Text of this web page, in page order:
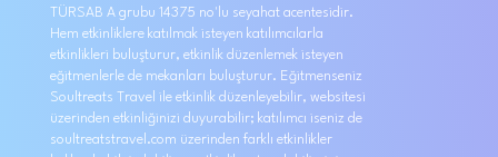
TÜRSAB A grubu 14375 no'lu seyahat acentesidir.
Hem etkinliklere katılmak isteyen katılımcılarla
etkinlikleri buluşturur, etkinlik düzenlemek isteyen
eğitmenlerle de mekanları buluşturur. Eğitmenseniz
Soultreats Travel ile etkinlik düzenleyebilir, websitesi
üzerinden etkinliğinizi duyurabilir; katılımcı iseniz de
soultreatstravel.com üzerinden farklı etkinlikler